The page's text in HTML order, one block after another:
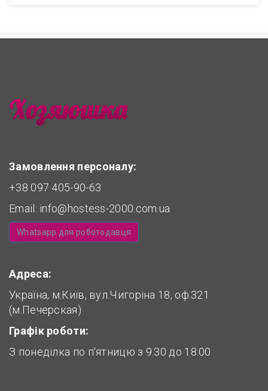
Замовлення персоналу:
+38 097 405-90-63
Email: info@hostess-2000.com.ua
Whatsapp для роботодавця
Адреса:
Україна, м.Київ, вул.Чигоріна 18, оф.321
(м.Печерская)
Графік роботи:
З понеділка по п'ятницю з 9.30 до 18.00